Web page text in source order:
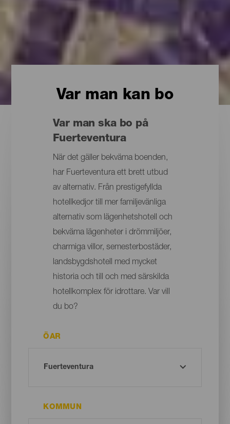
Var man kan bo
Var man ska bo på
Fuerteventura
När det gäller bekväma boenden,
har Fuerteventura ett brett utbud
av alternativ. Från prestigefyllda
hotellkedjor till mer familjevänliga
alternativ som lägenhetshotell och
bekväma lägenheter i drömmiljöer,
charmiga villor, semesterbostäder,
landsbygdshotell med mycket
historia och till och med särskilda
hotellkomplex för idrottare. Var vill
du bo?
ÖAR
KOMMUN